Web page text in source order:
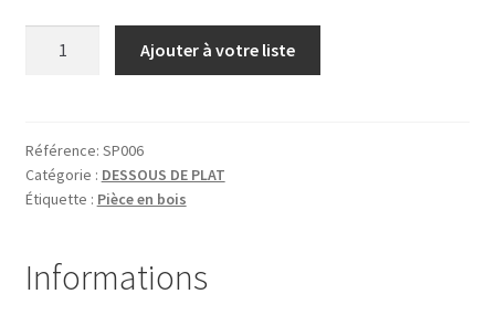
Ajouter à votre liste
Référence: SP006
Catégorie : DESSOUS DE PLAT
Étiquette : Pièce en bois
Informations